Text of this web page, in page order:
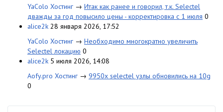
YaColo Хостинг → Итак как ранее и говорил, т.к. Selectel
дважды за год повысило цены - корректировка с 1 июля 0
alice2k 28 января 2026, 17:52
YaColo Хостинг → Необходимо многократно увеличить
Selectel локацию 0
alice2k 5 июля 2026, 14:08
Aofy.pro Хостинг → 9950x selectel узлы обновились на 10g
0